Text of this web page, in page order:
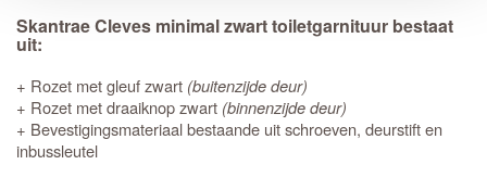
Skantrae Cleves minimal zwart toiletgarnituur bestaat
uit:
+ Rozet met gleuf zwart (buitenzijde deur)
+ Rozet met draaiknop zwart (binnenzijde deur)
+ Bevestigingsmateriaal bestaande uit schroeven, deurstift en
inbussleutel